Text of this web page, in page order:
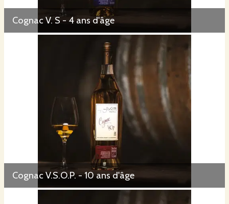
Cognac V. S - 4 ans d'âge
Cognac V.S.O.P. - 10 ans d'âge